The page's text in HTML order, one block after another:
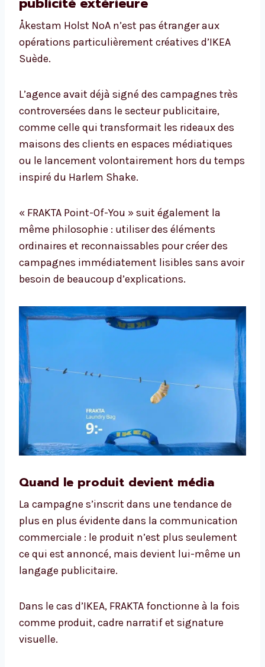
Åkestam Holst NoA n’est pas étranger aux
opérations particulièrement créatives d’IKEA
Suède.
L’agence avait déjà signé des campagnes très
controversées dans le secteur publicitaire,
comme celle qui transformait les rideaux des
maisons des clients en espaces médiatiques
ou le lancement volontairement hors du temps
inspiré du Harlem Shake.
« FRAKTA Point-Of-You » suit également la
même philosophie : utiliser des éléments
ordinaires et reconnaissables pour créer des
campagnes immédiatement lisibles sans avoir
besoin de beaucoup d’explications.
Quand le produit devient média
La campagne s’inscrit dans une tendance de
plus en plus évidente dans la communication
commerciale : le produit n’est plus seulement
ce qui est annoncé, mais devient lui-même un
langage publicitaire.
Dans le cas d’IKEA, FRAKTA fonctionne à la fois
comme produit, cadre narratif et signature
visuelle.